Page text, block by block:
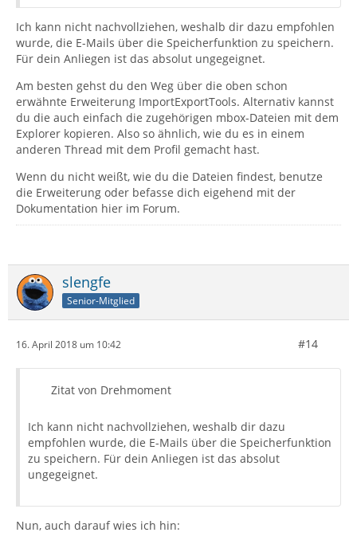
Ich kann nicht nachvollziehen, weshalb dir dazu empfohlen
wurde, die E-Mails über die Speicherfunktion zu speichern.
Für dein Anliegen ist das absolut ungegeignet.
Am besten gehst du den Weg über die oben schon
erwähnte Erweiterung ImportExportTools. Alternativ kannst
du die auch einfach die zugehörigen mbox-Dateien mit dem
Explorer kopieren. Also so ähnlich, wie du es in einem
anderen Thread mit dem Profil gemacht hast.
Wenn du nicht weißt, wie du die Dateien findest, benutze
die Erweiterung oder befasse dich eigehend mit der
Dokumentation hier im Forum.
slengfe
Senior-Mitglied
16. April 2018 um 10:42 #14
Zitat von Drehmoment
Ich kann nicht nachvollziehen, weshalb dir dazu
empfohlen wurde, die E-Mails über die Speicherfunktion
zu speichern. Für dein Anliegen ist das absolut
ungegeignet.
Nun, auch darauf wies ich hin: